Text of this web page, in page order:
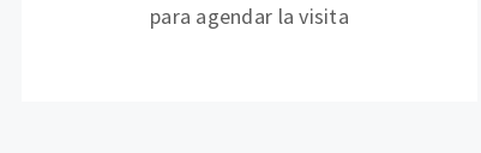
para agendar la visita